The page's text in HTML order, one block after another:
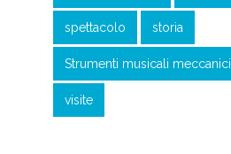
spettacolo storia
Strumenti musicali meccanici
visite